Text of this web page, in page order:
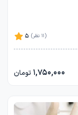
5
(11 نظر)
1,750,000تومان